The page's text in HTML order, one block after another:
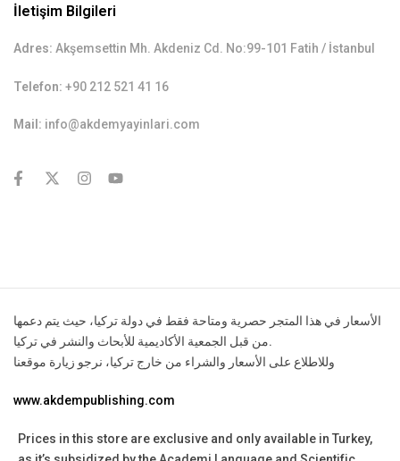
İletişim Bilgileri
Adres: Akşemsettin Mh. Akdeniz Cd. No:99-101 Fatih / İstanbul
Telefon: +90 212 521 41 16
Mail: info@akdemyayinlari.com
الأسعار في هذا المتجر حصرية ومتاحة فقط في دولة تركيا، حيث يتم دعمها
من قبل الجمعية الأكاديمية للأبحاث والنشر في تركيا.
وللاطلاع على الأسعار والشراء من خارج تركيا، نرجو زيارة موقعنا
www.akdempublishing.com
Prices in this store are exclusive and only available in Turkey,